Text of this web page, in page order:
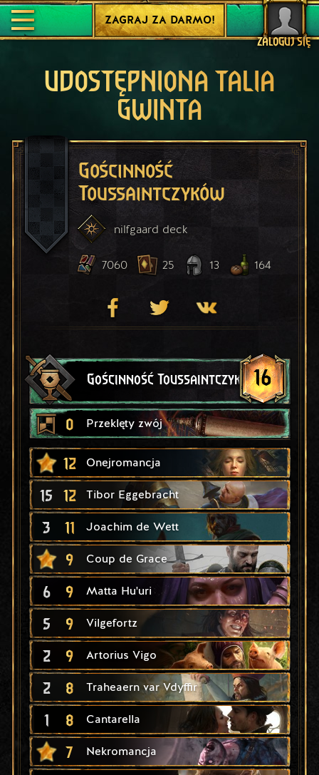
ZALOGUJ SIĘ
ZAGRAJ ZA DARMO!
UDOSTĘPNIONA TALIA
GWINTA
Gościnność
Toussaintczyków
nilfgaard deck
7060 25 13 164
Gościnność Toussaintczyków16
0 Przeklęty zwój
12 Onejromancja
15 12 Tibor Eggebracht
3 11 Joachim de Wett
9 Coup de Grace
6 9 Matta Hu'uri
5 9 Vilgefortz
2 9 Artorius Vigo
2 8 Traheaern var Vdyffir
1 8 Cantarella
7 Nekromancja